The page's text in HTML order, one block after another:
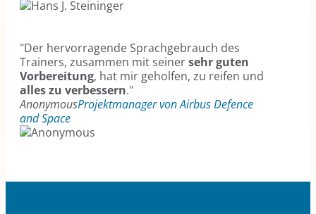
"Der hervorragende Sprachgebrauch des
Trainers, zusammen mit seinersehr guten
Vorbereitung, hat mir geholfen, zu reifen und
alles zu verbessern."
AnonymousProjektmanager von Airbus Defence
and Space